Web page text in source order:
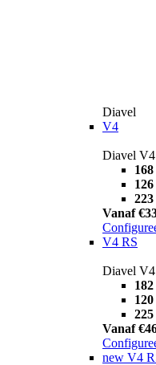
Diavel
V4
Diavel V4
Vanaf
V4 RS
Diavel
Vanaf
new V4